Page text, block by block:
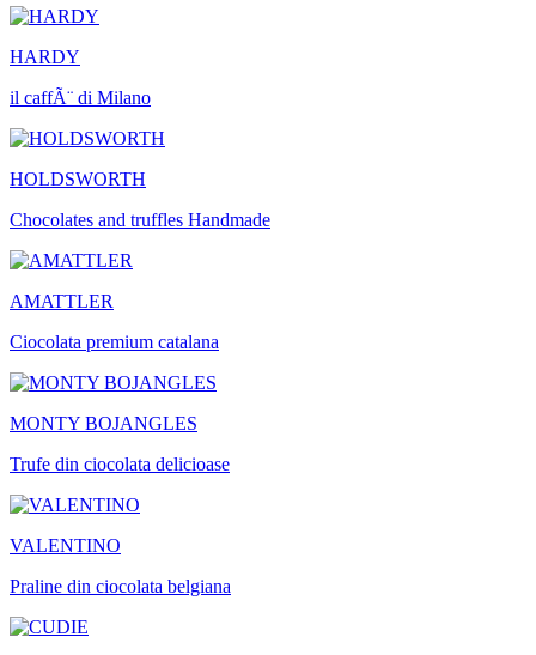
HARDY
il caffÃ¨ di Milano
HOLDSWORTH
Chocolates and truffles Handmade
AMATTLER
Ciocolata premium catalana
MONTY BOJANGLES
Trufe din ciocolata delicioase
VALENTINO
Praline din ciocolata belgiana